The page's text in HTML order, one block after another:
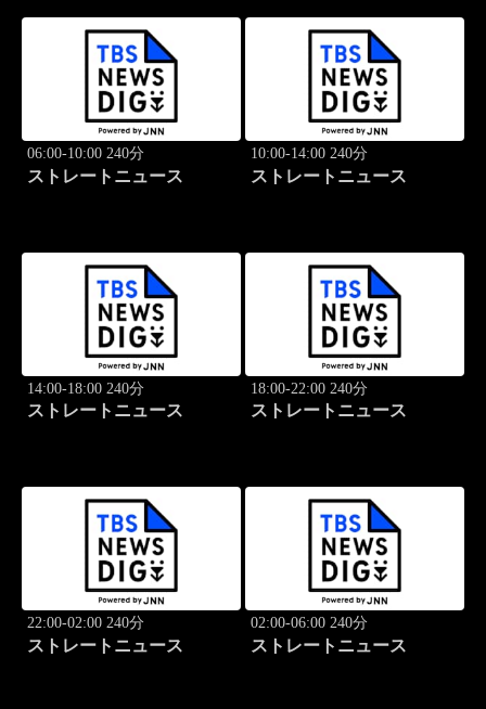
06:00-10:00 240分
ストレートニュース
10:00-14:00 240分
ストレートニュース
14:00-18:00 240分
ストレートニュース
18:00-22:00 240分
ストレートニュース
22:00-02:00 240分
ストレートニュース
02:00-06:00 240分
ストレートニュース